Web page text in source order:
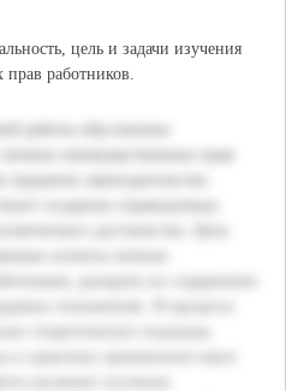
цель и задачи изучения
работников.